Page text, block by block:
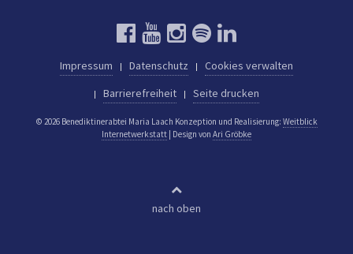
Impressum Datenschutz
Cookies verwalten
Barrierefreiheit
Seite drucken
© 2026 Benediktinerabtei Maria Laach Konzeption und Realisierung: Weitblick
Internetwerkstatt | Design von Ari Gröbke
nach oben